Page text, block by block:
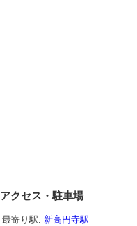
アクセス・駐車場
最寄り駅: 新高円寺駅